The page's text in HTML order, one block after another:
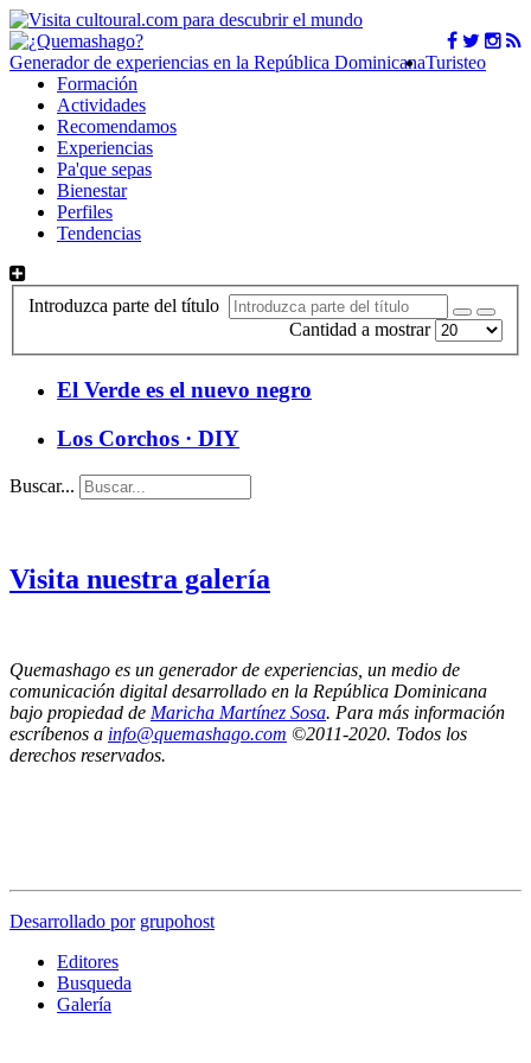
Generador de experiencias en la República DominicanaTuristeo
Formación
Actividades
Recomendamos
Experiencias
Pa'que sepas
Bienestar
Perfiles
Tendencias
Introduzca parte del título
Cantidad a mostrar
El Verde es el nuevo negro
Los Corchos · DIY
Buscar...
Visita nuestra galería
Quemashago es un generador de experiencias, un medio de
comunicación digital desarrollado en la República Dominicana
bajo propiedad de Maricha Martínez Sosa. Para más información
escríbenos a info@quemashago.com ©2011-2020. Todos los
derechos reservados.
Desarrollado por grupohost
Editores
Busqueda
Galería